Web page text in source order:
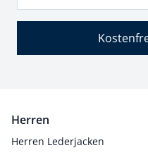
Herren
Herren Lederjacken